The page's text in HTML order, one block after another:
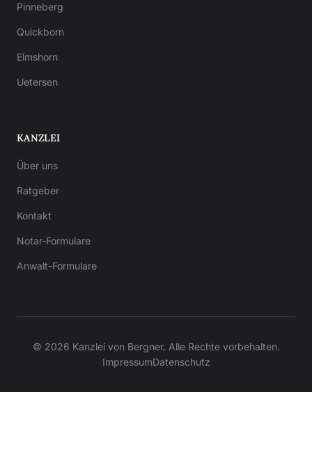
Pinneberg
Quickborn
Elmshorn
Uetersen
KANZLEI
Über uns
Ratgeber
Kontakt
Notar-Formulare
Anwalt-Formulare
© 2026 Kanzlei von Bergner. Alle Rechte vorbehalten.
ImpressumDatenschutz